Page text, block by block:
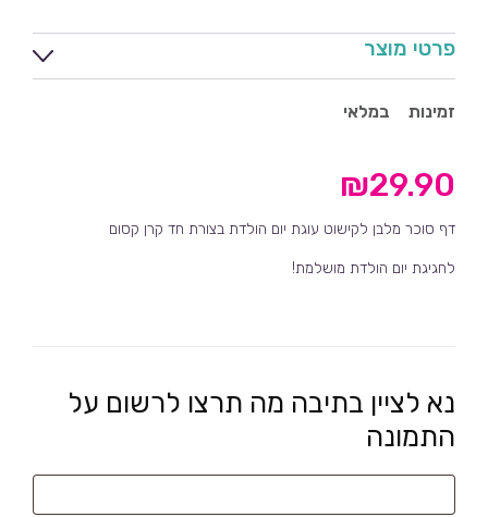
פרטי מוצר
זמינות במלאי
₪29.90
דף סוכר מלבן לקישוט עוגת יום הולדת בצורת חד קרן קסום
לחגיגת יום הולדת מושלמת!
נא לציין בתיבה מה תרצו לרשום על
התמונה